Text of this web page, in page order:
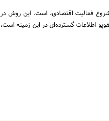
فعالیت اقتصادی، است. این روش در
اطلاعات گسترده‌‌ای در این زمینه است،